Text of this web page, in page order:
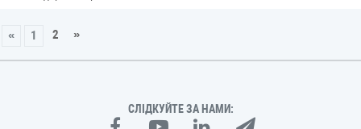
« 1 2 »
СЛІДКУЙТЕ ЗА НАМИ: